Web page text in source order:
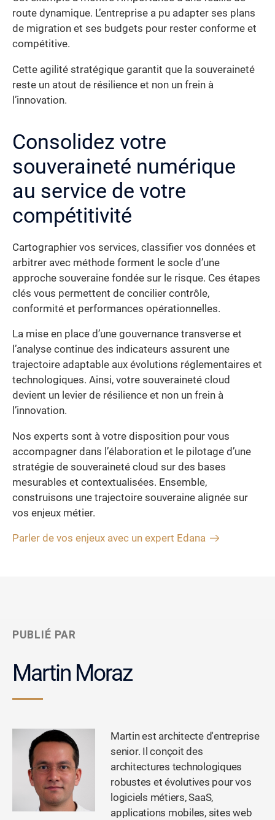
route dynamique. L’entreprise a pu adapter ses plans
de migration et ses budgets pour rester conforme et
compétitive.
Cette agilité stratégique garantit que la souveraineté
reste un atout de résilience et non un frein à
l’innovation.
Consolidez votre
souveraineté numérique
au service de votre
compétitivité
Cartographier vos services, classifier vos données et
arbitrer avec méthode forment le socle d’une
approche souveraine fondée sur le risque. Ces étapes
clés vous permettent de concilier contrôle,
conformité et performances opérationnelles.
La mise en place d’une gouvernance transverse et
l’analyse continue des indicateurs assurent une
trajectoire adaptable aux évolutions réglementaires et
technologiques. Ainsi, votre souveraineté cloud
devient un levier de résilience et non un frein à
l’innovation.
Nos experts sont à votre disposition pour vous
accompagner dans l’élaboration et le pilotage d’une
stratégie de souveraineté cloud sur des bases
mesurables et contextualisées. Ensemble,
construisons une trajectoire souveraine alignée sur
vos enjeux métier.
Parler de vos enjeux avec un expert Edana
PUBLIÉ PAR
Martin Moraz
Martin est architecte d'entreprise
senior. Il conçoit des
architectures technologiques
robustes et évolutives pour vos
logiciels métiers, SaaS,
applications mobiles, sites web